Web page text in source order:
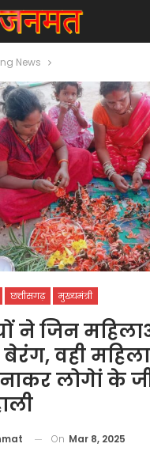
News
छत्तीसगढ़ मुख्यमंत्री
ने जिन
वही
लोगेां के
On Mar 8, 2025